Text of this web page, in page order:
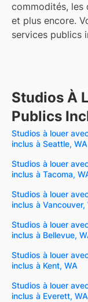
commodités, les
et plus encore.
services publics
Studios À
Publics
Studios à louer
inclus à Seattle, WA
Studios à louer
inclus à Tacoma,
Studios à louer
inclus à Vancouver,
Studios à louer
inclus à Bellevue,
Studios à louer
inclus à Kent, WA
Studios à louer
inclus à Everett, WA